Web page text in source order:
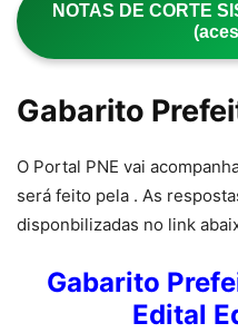
NOTAS DE CORTE
Gabarito
O Portal PNE vai
será feito pela . As
disponbilizadas no link
Gabarito
Edital